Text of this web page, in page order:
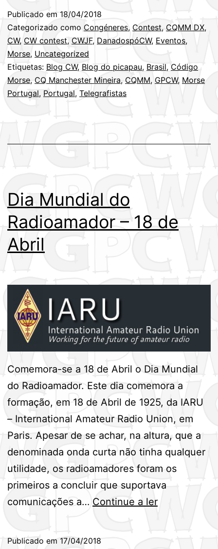
semana
(21/22ABR)
–
CQMM
DX
Publicado em 18/04/2018
Categorizado como Congéneres, Contest, CQMM DX,
CW, CW contest, CWJF, DanadospóCW, Eventos,
Morse, Uncategorized
Etiquetas: Blog CW, Blog do picapau, Brasil, Código
Morse, CQ Manchester Mineira, CQMM, GPCW, Morse
Portugal, Portugal, Telegrafistas
Dia Mundial do
Radioamador – 18 de
Abril
Comemora-se a 18 de Abril o Dia Mundial
do Radioamador. Este dia comemora a
formação, em 18 de Abril de 1925, da IARU
– International Amateur Radio Union, em
Paris. Apesar de se achar, na altura, que a
denominada onda curta não tinha qualquer
utilidade, os radioamadores foram os
primeiros a concluir que suportava
comunicações a… Continue a lerDia
Publicado em 17/04/2018